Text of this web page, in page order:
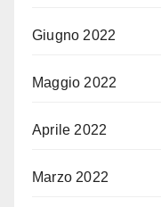
Giugno 2022
Maggio 2022
Aprile 2022
Marzo 2022